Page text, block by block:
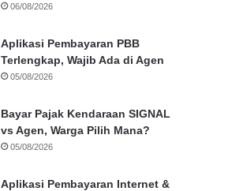
06/08/2026
Aplikasi Pembayaran PBB
Terlengkap, Wajib Ada di Agen
05/08/2026
Bayar Pajak Kendaraan SIGNAL
vs Agen, Warga Pilih Mana?
05/08/2026
Aplikasi Pembayaran Internet &